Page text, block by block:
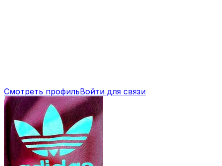
Смотреть профильВойти для связи